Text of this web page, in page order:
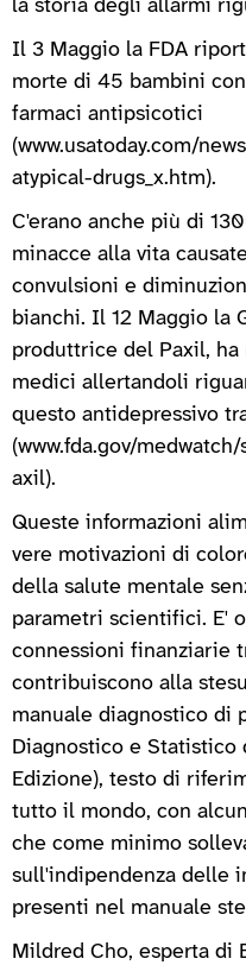
la storia degli allarmi
Il 3 Maggio la FDA
morte di 45 bambini
farmaci antipsicotici
(www.usatoday.com/
atypical-drugs_x.htm).
C'erano anche più di
minacce alla vita
convulsioni e
bianchi. Il 12 Maggio la
produttrice del Paxil, ha
medici allertandoli
questo antidepressivo
(www.fda.gov/
axil).
Queste informazioni
vere motivazioni di
della salute mentale
parametri scientifici. E'
connessioni finanziarie
contribuiscono alla
manuale diagnostico di
Diagnostico e
Edizione), testo di
tutto il mondo, con
che come minimo
sull'indipendenza delle
presenti nel manuale
Mildred Cho, esperta di